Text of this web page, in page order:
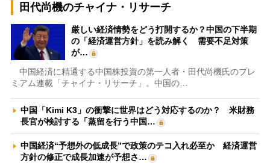
田代尚機のチャイナ・リサーチ
厳しい経済情勢をどう打開するか？中国の下半期
の「経済運営方針」を読み解く 需要不足対策
が…
中国経済に精通する中国株投資の第一人者・田代尚機氏のプレ
ミアム連載「チャイナ・リサーチ」。中国の…
中国「Kimi K3」の衝撃に世界はどう対応するのか？ 米財務
長官が検討する「蒸留を行う中国…
中国経済“予想外の低成長”で政策のテコ入れ必至か 経済運営
方針の修正で成長加速が予想さ…